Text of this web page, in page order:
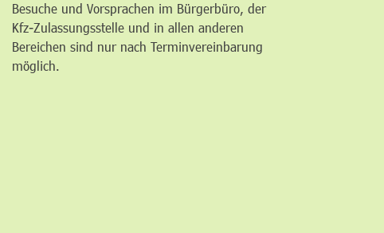
Besuche und Vorsprachen im Bürgerbüro, der
Kfz-Zulassungsstelle und in allen anderen
Bereichen sind nur nach Terminvereinbarung
möglich.